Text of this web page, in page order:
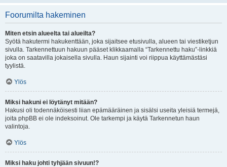
Foorumilta hakeminen
Miten etsin alueelta tai alueilta?
Syötä hakutermi hakukenttään, joka sijaitsee etusivulla, alueen tai viestiketjun
sivulla. Tarkennettuun hakuun pääset klikkaamalla “Tarkennettu haku”-linkkiä
joka on saatavilla jokaisella sivulla. Haun sijainti voi riippua käyttämästäsi
tyylistä.
Ylös
Miksi hakuni ei löytänyt mitään?
Hakusi oli todennäköisesti liian epämääräinen ja sisälsi useita yleisiä termejä,
joita phpBB ei ole indeksoinut. Ole tarkempi ja käytä Tarkennetun haun
valintoja.
Ylös
Miksi haku johti tyhjään sivuun!?